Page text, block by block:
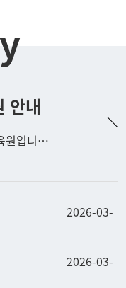
안내
안녕하세요, 광양장애인평생교육원입니다. 교육원 일정 및 제헌절 공휴일로 인해 아래와 같이 휴원일을 안내해 드립니다. 학습자 및 보호자 여러분께서는 일정을 확인하시어 교육원 이용에 차질이 없으시길 바랍니다. 📅 휴원 일정 안내 📍 7월 16일 (목) : 교직원 역량 강화 교육 (임시 휴원) 📍 7월 17일 (금) : 제헌절 (공휴일 휴원)
2026-03-
2026-03-